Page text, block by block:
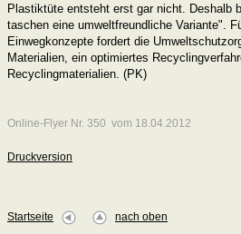
Plastiktüte entsteht erst gar nicht. Deshalb
taschen eine umweltfreundliche Variante".
Einwegkonzepte fordert die
Materialien, ein optimiertes
Recyclingmaterialien. (PK)
Online-Flyer Nr. 350 vom 18.04.2012
Druckversion
Startseite nach oben